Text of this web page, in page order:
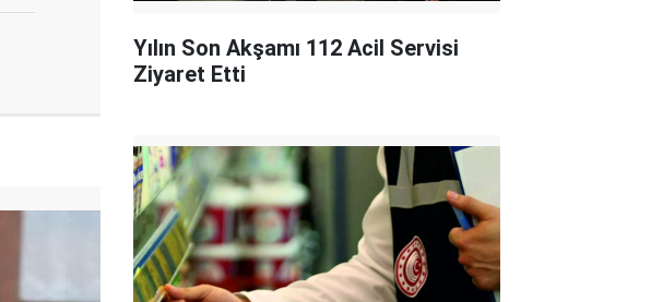
Yılın Son Akşamı 112 Acil Servisi
Ziyaret Etti